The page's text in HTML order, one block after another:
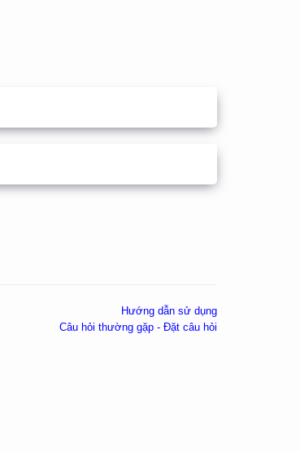
Hướng dẫn sử dụng
Câu hỏi thường gặp - Đặt câu hỏi